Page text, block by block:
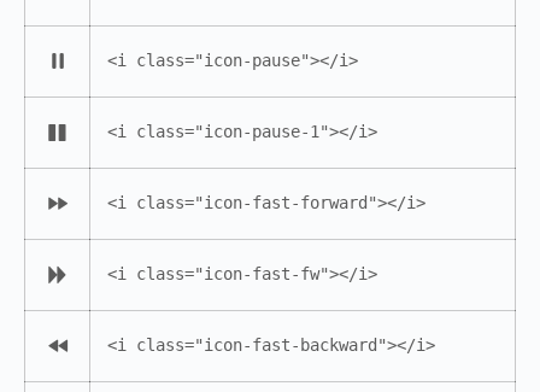
<i class="icon-pause"></i>
<i class="icon-pause-1"></i>
<i class="icon-fast-forward"></i>
<i class="icon-fast-fw"></i>
<i class="icon-fast-backward"></i>